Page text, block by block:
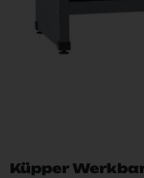
Küpper